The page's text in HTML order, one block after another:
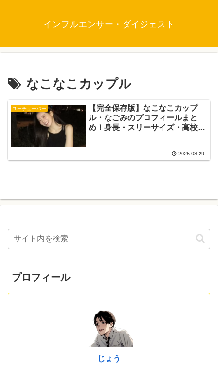
インフルエンサー・ダイジェスト
なこなこカップル
ユーチューバー
【完全保存版】なこなこカップ
ル・なごみのプロフィールまと
め！身長・スリーサイズ・高校・
2025.08.29
プロフィール
じょう